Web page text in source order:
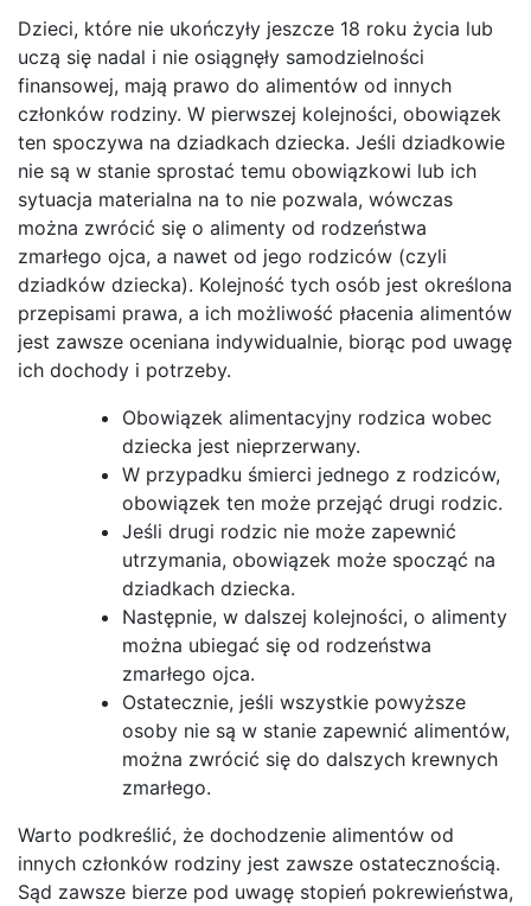
Dzieci, które nie ukończyły jeszcze 18 roku życia lub
uczą się nadal i nie osiągnęły samodzielności
finansowej, mają prawo do alimentów od innych
członków rodziny. W pierwszej kolejności, obowiązek
ten spoczywa na dziadkach dziecka. Jeśli dziadkowie
nie są w stanie sprostać temu obowiązkowi lub ich
sytuacja materialna na to nie pozwala, wówczas
można zwrócić się o alimenty od rodzeństwa
zmarłego ojca, a nawet od jego rodziców (czyli
dziadków dziecka). Kolejność tych osób jest określona
przepisami prawa, a ich możliwość płacenia alimentów
jest zawsze oceniana indywidualnie, biorąc pod uwagę
ich dochody i potrzeby.
Obowiązek alimentacyjny rodzica wobec
dziecka jest nieprzerwany.
W przypadku śmierci jednego z rodziców,
obowiązek ten może przejąć drugi rodzic.
Jeśli drugi rodzic nie może zapewnić
utrzymania, obowiązek może spocząć na
dziadkach dziecka.
Następnie, w dalszej kolejności, o alimenty
można ubiegać się od rodzeństwa
zmarłego ojca.
Ostatecznie, jeśli wszystkie powyższe
osoby nie są w stanie zapewnić alimentów,
można zwrócić się do dalszych krewnych
zmarłego.
Warto podkreślić, że dochodzenie alimentów od
innych członków rodziny jest zawsze ostatecznością.
Sąd zawsze bierze pod uwagę stopień pokrewieństwa,